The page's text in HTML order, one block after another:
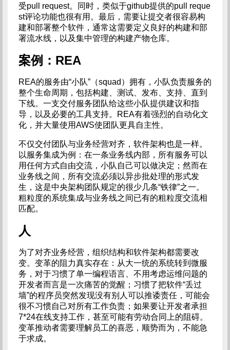
受pull request。同时，类似于github提供的pull reque
st评论功能也很有用。最后，需要让提交者很容易构
建和部署整个软件，通常这需要定义良好的构建和部
署流水线，以及集中管理的构建产物仓库。
案例：REA
REA的服务由“小队”（squad）拥有，小队负责服务的
整个生命周期，包括构建、测试、发布、支持、直到
下线。一支交付服务团队给这些小队提供建议和指
导，以及必要的工具支持。REA有着强烈的自动化文
化，并大量使用AWS使团队更具自主性。
不仅交付团队与业务经营对齐，软件架构也是一样。
以服务集成为例：在一条业务线内部，所有服务可以
用任何方式自由交流，小队自己可以做决定；然而在
业务线之间，所有交流必须以异步批处理的形式发
生，这是中央架构团队规定的很少几条“铁律”之一。
粗粒度的系统集成与业务线之间已有的粗粒度交流相
匹配。
人
为了对齐业务经营，组织结构和软件架构都需要改
变。变革的阻力真实存在：从大一统的系统转到微服
务，对于习惯了单一编程语言、不用考虑运维问题的
开发者而言是一次痛苦的觉醒；习惯了把软件“丢过
墙”的程序员突然发现没有别人可以推诿责任，可能会
很不习惯自己对所有工作负责；如果要让开发者承担
7*24在线支持工作，甚至可能有劳动合同上的阻碍。
变革推动者需要理解员工的喜恶，顺势而为，不能急
于求成。